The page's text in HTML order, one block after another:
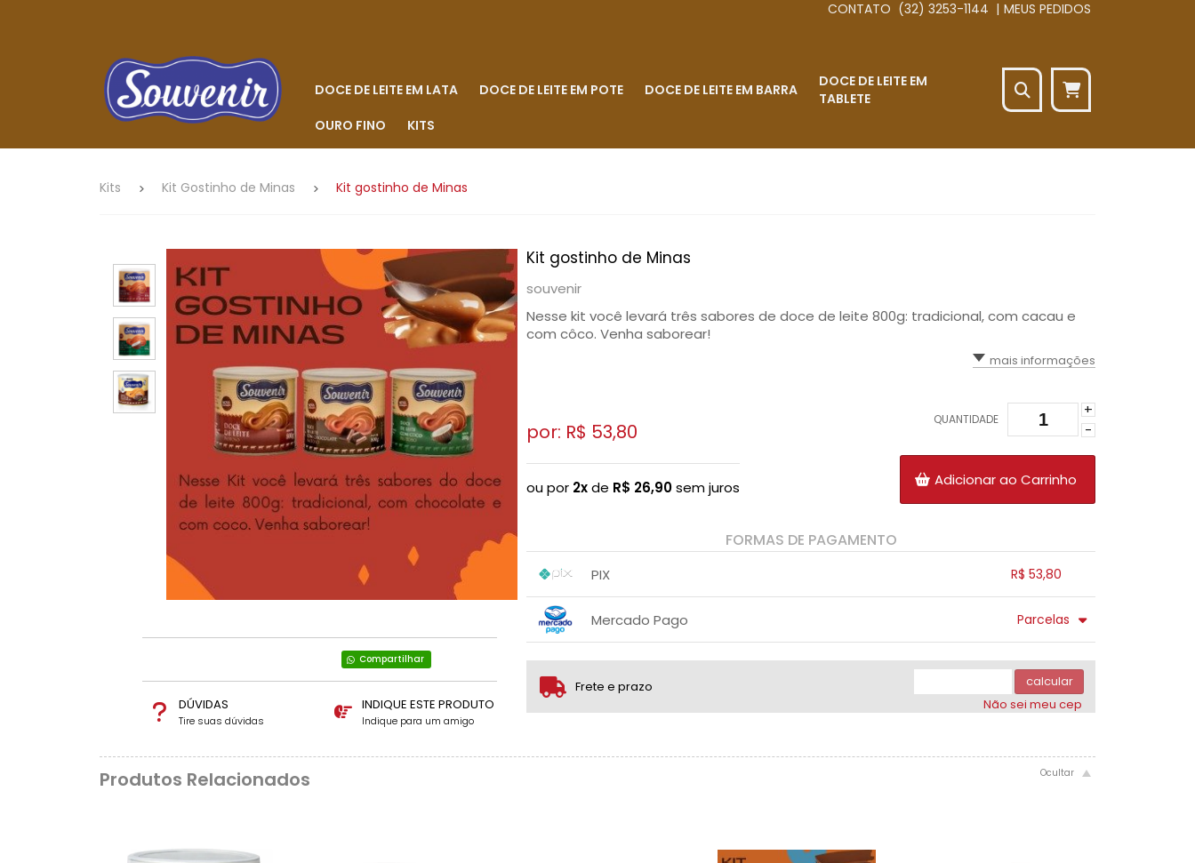
CONTATO (32) 3253-1144 | MEUS PEDIDOS
DOCE DE LEITE EM LATA DOCE DE LEITE EM POTE DOCE DE LEITE EM BARRA
DOCE DE LEITE EM
TABLETE
OURO FINO
KITS
Kits Kit Gostinho de Minas Kit gostinho de Minas
Compartilhar
DÚVIDAS
Tire suas dúvidas
INDIQUE ESTE PRODUTO
Indique para um amigo
Kit gostinho de Minas
souvenir
Nesse kit você levará três sabores de doce de leite 800g: tradicional, com cacau e
com côco. Venha saborear!
mais informações
por: R$ 53,80
ou por 2xde R$ 26,90sem juros
QUANTIDADE
+
-
Adicionar ao Carrinho
FORMAS DE PAGAMENTO
PIX
R$ 53,80
Mercado Pago
Parcelas
... ..
Frete e prazo
calcular
Não sei meu cep
Produtos Relacionados